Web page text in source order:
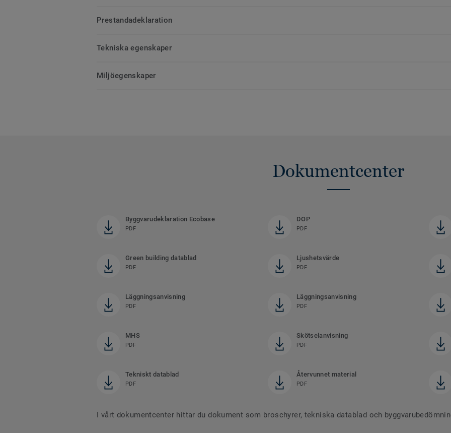
Prestandadeklaration
Tekniska egenskaper
Miljöegenskaper
Dokumentcenter
Byggvarudeklaration Ecobase
PDF
DOP
PDF
Green building datablad
PDF
Ljushetsvärde
PDF
Läggningsanvisning
PDF
Läggningsanvisning
PDF
MHS
PDF
Skötselanvisning
PDF
Tekniskt datablad
PDF
Återvunnet material
PDF
I vårt dokumentcenter hittar du dokument som broschyrer, tekniska datablad och